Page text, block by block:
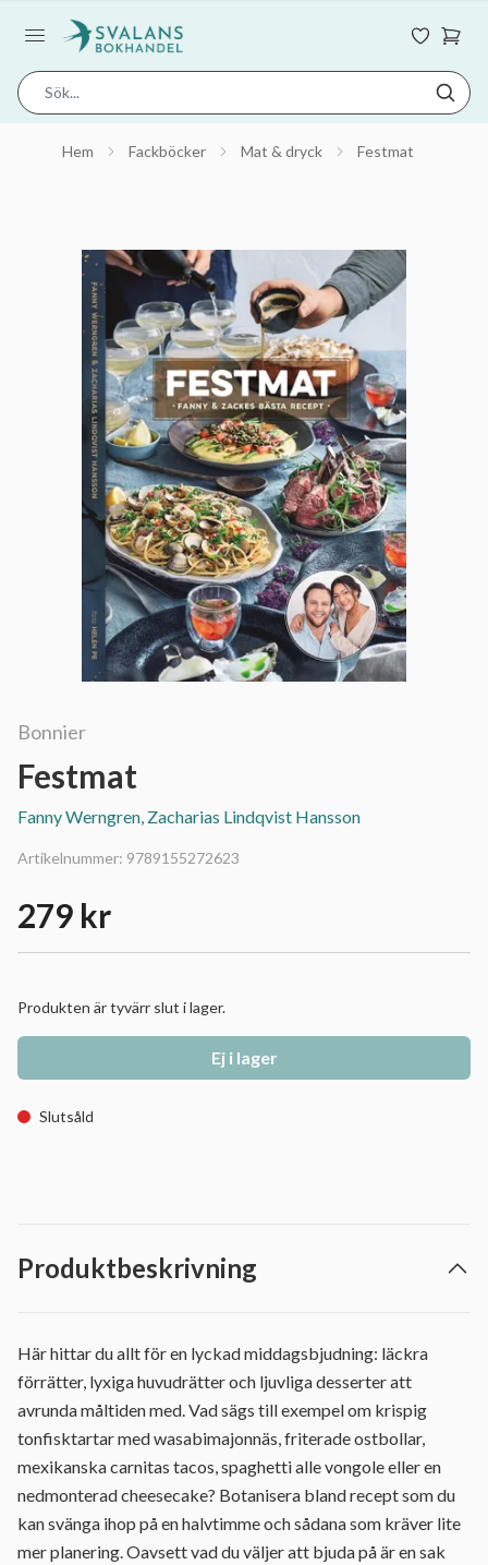
Hem Fackböcker Mat & dryck Festmat
Bonnier
Festmat
Fanny Werngren, Zacharias Lindqvist Hansson
Artikelnummer: 9789155272623
279 kr
Produkten är tyvärr slut i lager.
Ej i lager
Slutsåld
Produktbeskrivning
Här hittar du allt för en lyckad middagsbjudning: läckra
förrätter, lyxiga huvudrätter och ljuvliga desserter att
avrunda måltiden med. Vad sägs till exempel om krispig
tonfisktartar med wasabimajonnäs, friterade ostbollar,
mexikanska carnitas tacos, spaghetti alle vongole eller en
nedmonterad cheesecake? Botanisera bland recept som du
kan svänga ihop på en halvtimme och sådana som kräver lite
mer planering. Oavsett vad du väljer att bjuda på är en sak